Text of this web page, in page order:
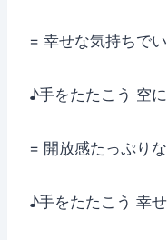
= 幸せな気持ちで
♪手をたたこう 空
= 開放感たっぷり
♪手をたたこう 幸